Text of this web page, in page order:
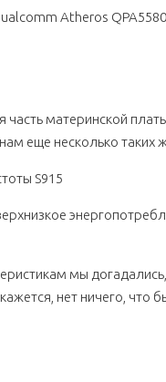
Atheros
часть материнской
еще несколько таких
S915
мы
нет ничего, что